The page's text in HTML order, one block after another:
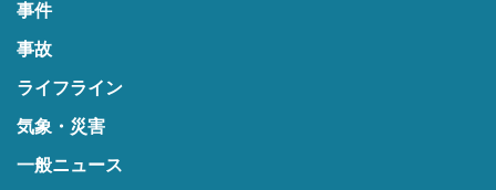
事件
事故
ライフライン
気象・災害
一般ニュース